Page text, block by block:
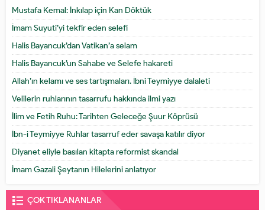
Mustafa Kemal: İnkılap için Kan Döktük
İmam Suyuti’yi tekfir eden selefi
Halis Bayancuk’dan Vatikan’a selam
Halis Bayancuk’un Sahabe ve Selefe hakareti
Allah’ın kelamı ve ses tartışmaları. İbni Teymiyye dalaleti
Velilerin ruhlarının tasarrufu hakkında ilmi yazı
İlim ve Fetih Ruhu: Tarihten Geleceğe Şuur Köprüsü
İbn-i Teymiyye Ruhlar tasarruf eder savaşa katılır diyor
Diyanet eliyle basılan kitapta reformist skandal
İmam Gazali Şeytanın Hilelerini anlatıyor
ÇOK TIKLANANLAR